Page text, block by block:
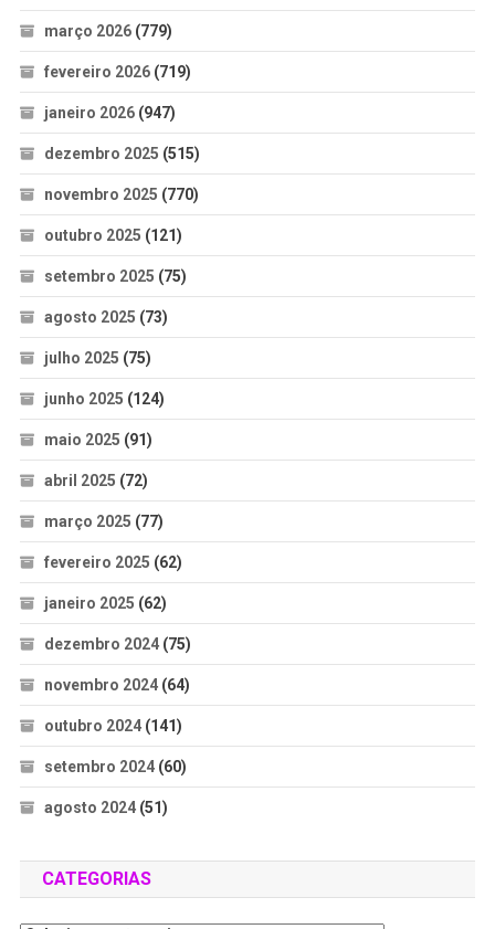
março 2026(779)
fevereiro 2026(719)
janeiro 2026(947)
dezembro 2025 (515)
novembro 2025 (770)
outubro 2025 (121)
setembro 2025 (75)
agosto 2025 (73)
julho 2025 (75)
junho 2025 (124)
maio 2025 (91)
abril 2025 (72)
março 2025 (77)
fevereiro 2025 (62)
janeiro 2025 (62)
dezembro 2024(75)
novembro 2024(64)
outubro 2024(141)
setembro 2024(60)
agosto 2024(51)
CATEGORIAS